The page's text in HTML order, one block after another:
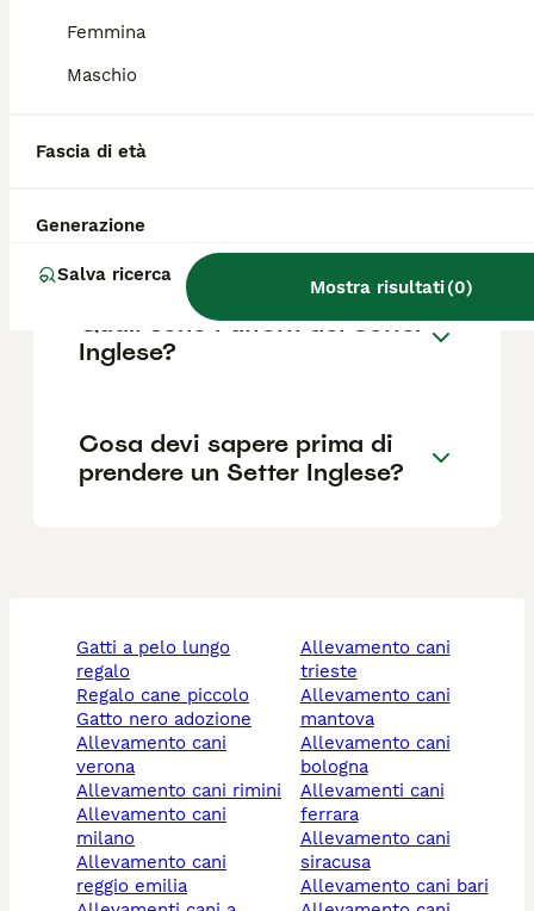
Femmina
Maschio
Fascia di età
Generazione
Salva ricerca
Mostra risultati(0)
Quanto dura la vita di un
Inglese?
Quali sono i difetti del Setter
Inglese?
Cosa devi sapere prima di
prendere un Setter Inglese?
gatti a pelo lungo
regalo
regalo cane piccolo
gatto nero adozione
allevamento cani
verona
allevamento cani rimini
allevamento cani
milano
allevamento cani
reggio emilia
allevamento cani
trieste
allevamento cani
mantova
allevamento cani
bologna
allevamenti cani
ferrara
allevamento cani
siracusa
allevamento cani bari